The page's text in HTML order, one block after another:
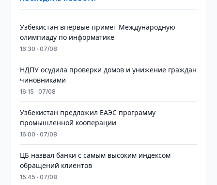
Узбекистан впервые примет Международную
олимпиаду по информатике
16:30 · 07/08
НДПУ осудила проверки домов и унижение граждан
чиновниками
16:15 · 07/08
Узбекистан предложил ЕАЭС программу
промышленной кооперации
16:00 · 07/08
ЦБ назвал банки с самым высоким индексом
обращений клиентов
15:45 · 07/08